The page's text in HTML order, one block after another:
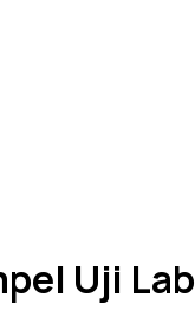
Uji Lab